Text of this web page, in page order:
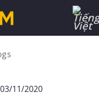
03/11/2020